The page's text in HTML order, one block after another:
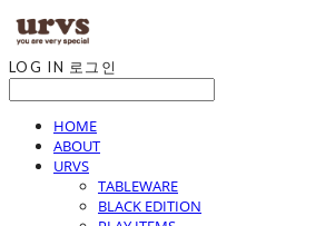
LOG IN 로그인
HOME
ABOUT
URVS
TABLEWARE
BLACK EDITION